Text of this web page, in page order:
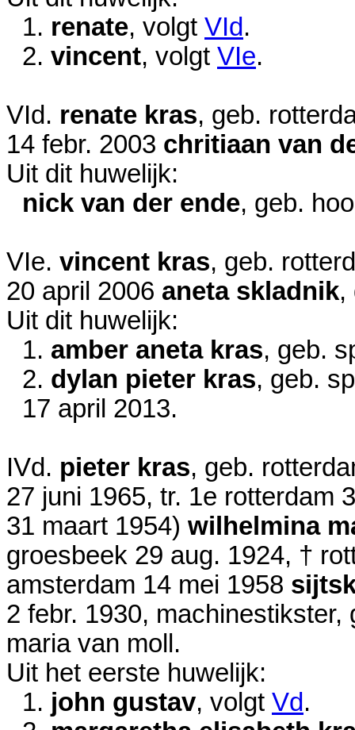
1. renate, volgt VId.
2. vincent, volgt VIe.
VId. renate kras, geb.
14 febr. 2003 chritiaan van
Uit dit huwelijk:
nick van der ende, geb.
VIe. vincent kras, geb.
20 april 2006 aneta skladnik,
Uit dit huwelijk:
1. amber aneta kras, geb.
2. dylan pieter kras, geb.
17 april 2013.
IVd. pieter kras, geb.
27 juni 1965, tr. 1e rotterdam
31 maart 1954) wilhelmina
groesbeek 29 aug. 1924, †
amsterdam 14 mei 1958
2 febr. 1930,
maria van moll.
Uit het eerste huwelijk:
1. john gustav, volgt Vd.